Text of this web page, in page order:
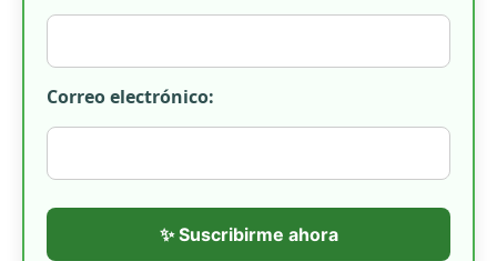
Correo electrónico:
✨ Suscribirme ahora